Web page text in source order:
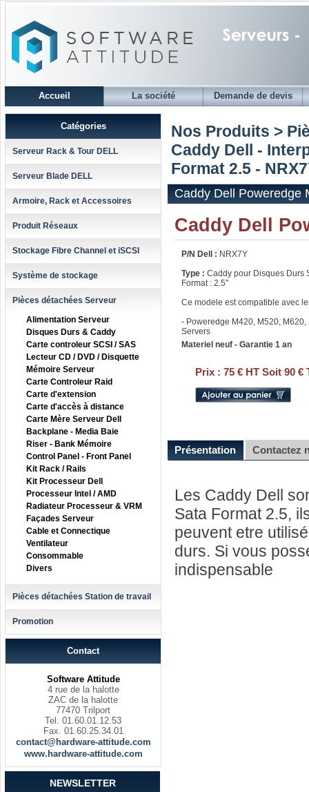
Accueil La société Demande de devis
Catégories
Serveur Rack & Tour DELL
Serveur Blade DELL
Armoire, Rack et Accessoires
Produit Réseaux
Stockage Fibre Channel et iSCSI
Système de stockage
Pièces détachées Serveur
Alimentation Serveur
Disques Durs & Caddy
Carte controleur SCSI / SAS
Lecteur CD / DVD / Disquette
Mémoire Serveur
Carte Controleur Raid
Carte d'extension
Carte d'accès à distance
Carte Mère Serveur Dell
Backplane - Media Baie
Riser - Bank Mémoire
Control Panel - Front Panel
Kit Rack / Rails
Kit Processeur Dell
Processeur Intel / AMD
Radiateur Processeur & VRM
Façades Serveur
Cable et Connectique
Ventilateur
Consommable
Divers
Pièces détachées Station de travail
Promotion
Contact
Software Attitude
4 rue de la halotte
ZAC de la halotte
77470 Trilport
Tel. 01.60.01.12.53
Fax. 01.60.25.34.01
contact@hardware-attitude.com
www.hardware-attitude.com
NEWSLETTER
Nos Produits >
Caddy Dell -
Format 2.5 -
Caddy Dell Poweredge
Caddy Dell
P/N Dell : NRX7Y
Type : Caddy pour Disques Durs
Format : 2.5"
Ce modele est compatible avec
- Poweredge M420, M520, M620,
Servers
Materiel neuf - Garantie 1 an
Prix : 75 € HT Soit 90 €
Présentation Contactez
Les Caddy Dell
Sata Format 2.5,
peuvent etre
durs. Si vous
indispensable